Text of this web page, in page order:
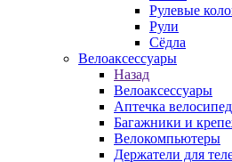
Рулевые
Рули
Сёдла
Велоаксессуары
Назад
Велоаксессуары
Аптечка
Багажники и
Велокомпьютеры
Держатели для